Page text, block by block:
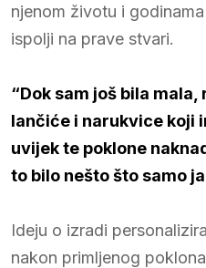
njenom životu i
ispolji na prave stvari.
“Dok sam još bila
lančiće i narukvice koji
uvijek te poklone
to bilo nešto što samo
Ideju o izradi
nakon primljenog